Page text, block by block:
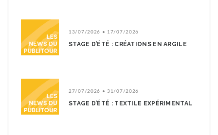
13/07/2026 • 17/07/2026
STAGE D’ÉTÉ : CRÉATIONS EN ARGILE
27/07/2026 • 31/07/2026
STAGE D’ÉTÉ : TEXTILE EXPÉRIMENTAL